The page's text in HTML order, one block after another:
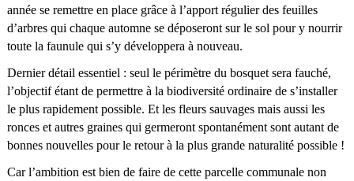
année se remettre en place grâce à l’apport régulier des feuilles
d’arbres qui chaque automne se déposeront sur le sol pour y nourrir
toute la faunule qui s’y développera à nouveau.
Dernier détail essentiel : seul le périmètre du bosquet sera fauché,
l’objectif étant de permettre à la biodiversité ordinaire de s’installer
le plus rapidement possible. Et les fleurs sauvages mais aussi les
ronces et autres graines qui germeront spontanément sont autant de
bonnes nouvelles pour le retour à la plus grande naturalité possible !
Car l’ambition est bien de faire de cette parcelle communale non